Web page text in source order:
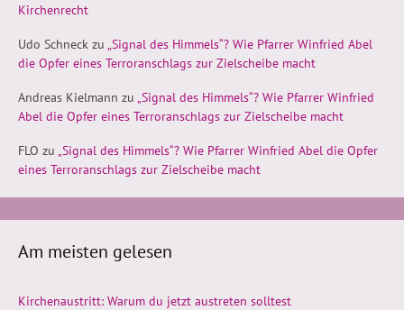
Kirchenrecht
Udo Schneck zu „Signal des Himmels“? Wie Pfarrer Winfried Abel
die Opfer eines Terroranschlags zur Zielscheibe macht
Andreas Kielmann zu „Signal des Himmels“? Wie Pfarrer Winfried
Abel die Opfer eines Terroranschlags zur Zielscheibe macht
FLO zu „Signal des Himmels“? Wie Pfarrer Winfried Abel die Opfer
eines Terroranschlags zur Zielscheibe macht
Am meisten gelesen
Kirchenaustritt: Warum du jetzt austreten solltest